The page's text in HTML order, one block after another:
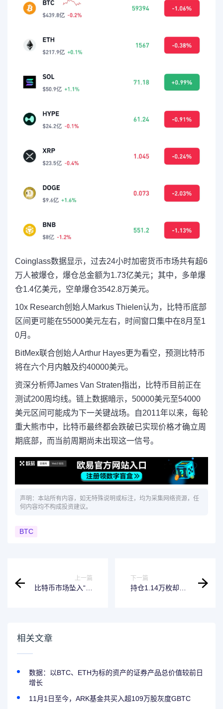
Coinglass数据显示，过去24小时加密货币市场共有超6
万人被爆仓，爆仓总金额为1.73亿美元；其中，多单爆
仓1.4亿美元，空单爆仓3542.8万美元。
10x Research创始人Markus Thielen认为，比特币底部
区间更可能在55000美元左右，时间窗口集中在8月至1
0月。
BitMex联合创始人Arthur Hayes更为看空，预测比特币
将在六个月内触及约40000美元。
资深分析师James Van Straten指出，比特币目前正在
测试200周均线。链上数据暗示，50000美元至54000
美元区间可能成为下一关键战场。自2011年以来，每轮
重大熊市中，比特币最终都会跌破已实现价格才确立周
期底部，而当前周期尚未出现这一信号。
声明：本站所有内容，如无特殊说明或标注，均为采集网络资源，任
何内容均不构成投资建议。
BTC
上一篇
比特币市场坠入“极
下一篇
持仓1.14万枚却巨
相关文章
数据：以BTC、ETH为标的资产的证券产品总价值较前日
增长
11月1日至今，ARK基金共买入超109万股灰度GBTC